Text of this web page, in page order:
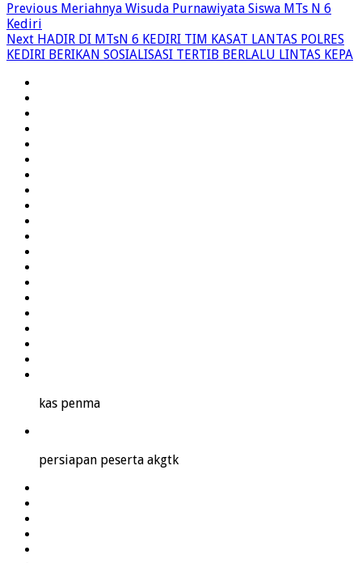
Previous Meriahnya Wisuda Purnawiyata Siswa MTs N 6
Kediri
Next HADIR DI MTsN 6 KEDIRI TIM KASAT LANTAS POLRES
KEDIRI BERIKAN SOSIALISASI TERTIB BERLALU LINTAS KEPA
kas penma
persiapan peserta akgtk